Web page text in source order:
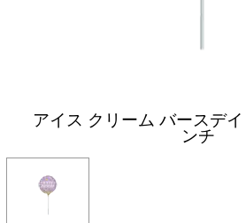
アイス クリーム バースデ
ンチ